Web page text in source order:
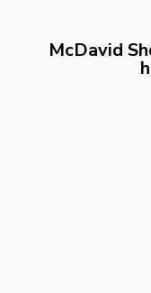
McDavid